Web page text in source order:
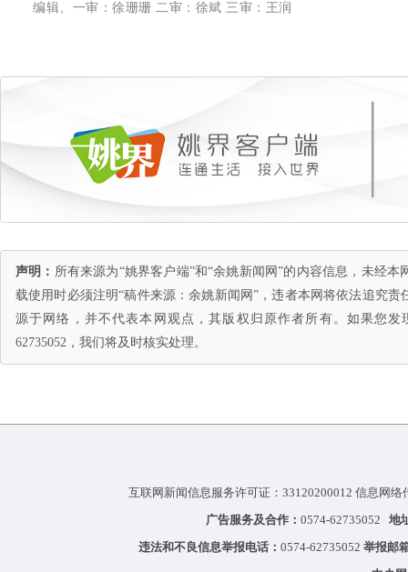
编辑、一审：徐珊珊 二审：徐斌 三审：王润
声明： 所有来源为“姚界客户端”和“余姚新闻网”的内容信息，未经
载使用时必须注明“稿件来源：余姚新闻网”，违者本网将依法追究
源于网络，并不代表本网观点，其版权归原作者所有。如果您
62735052，我们将及时核实处理。
互联网新闻信息服务许可证：33120200012 信息网
广告服务及合作： 0574-62735052 地
违法和不良信息举报电话： 0574-62735052 举报邮